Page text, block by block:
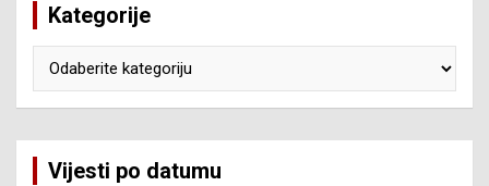
Kategorije
Vijesti po datumu